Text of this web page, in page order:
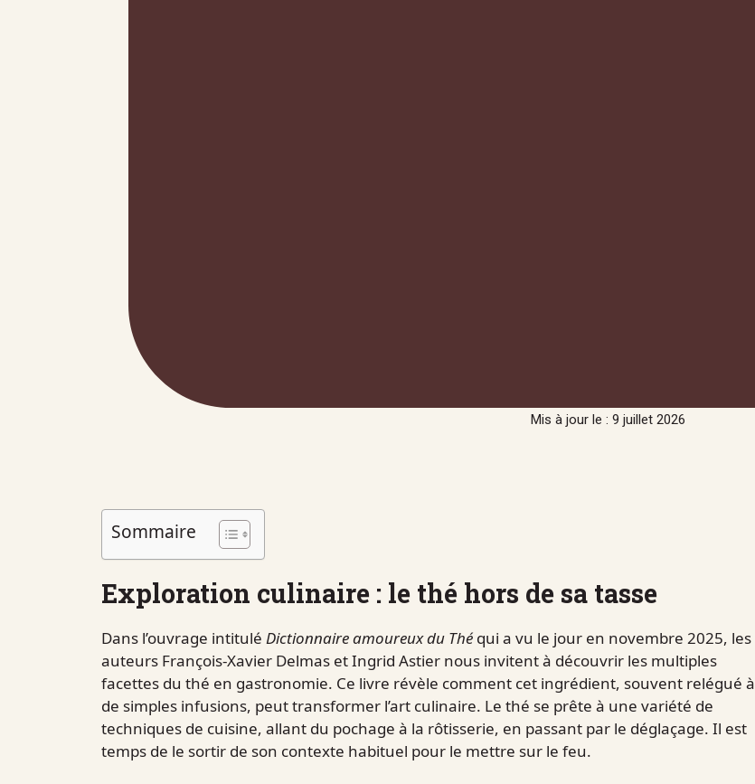
Mis à jour le : 9 juillet 2026
Sommaire
Exploration culinaire : le thé hors de sa tasse
Dans l’ouvrage intitulé Dictionnaire amoureux du Thé qui a vu le jour en novembre 2025, les
auteurs François-Xavier Delmas et Ingrid Astier nous invitent à découvrir les multiples
facettes du thé en gastronomie. Ce livre révèle comment cet ingrédient, souvent relégué à
de simples infusions, peut transformer l’art culinaire. Le thé se prête à une variété de
techniques de cuisine, allant du pochage à la rôtisserie, en passant par le déglaçage. Il est
temps de le sortir de son contexte habituel pour le mettre sur le feu.